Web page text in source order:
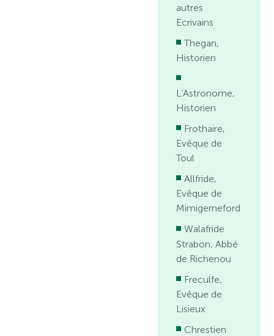
autres
Ecrivains
Thegan,
Historien
L’Astronome,
Historien
Frothaire,
Evêque de
Toul
Allfride,
Evêque de
Mimigerneford
Walafride
Strabon, Abbé
de Richenou
Freculfe,
Evêque de
Lisieux
Chrestien